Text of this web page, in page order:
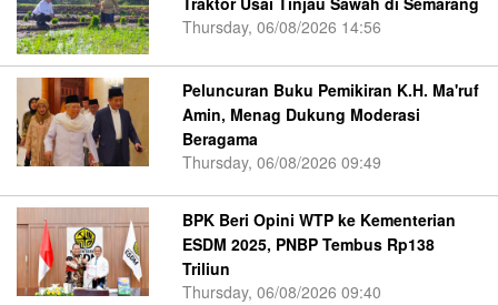
Thursday, 06/08/2026 14:56
Peluncuran Buku Pemikiran K.H. Ma'ruf
Amin, Menag Dukung Moderasi
Beragama
Thursday, 06/08/2026 09:49
BPK Beri Opini WTP ke Kementerian
ESDM 2025, PNBP Tembus Rp138
Triliun
Thursday, 06/08/2026 09:40